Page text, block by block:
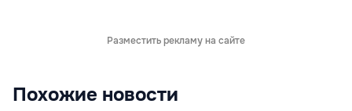
Разместить рекламу на сайте
Похожие новости